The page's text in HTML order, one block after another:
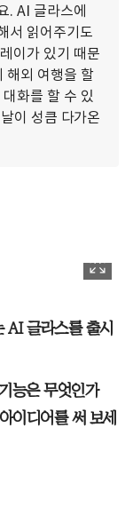
. AI 글라스에
서 읽어주기도
이가 있기 때문
해외 여행을 할
화를 할 수 있
이 성큼 다가온
AI 글라스를 출시
능은 무엇인가
이디어를 써 보세